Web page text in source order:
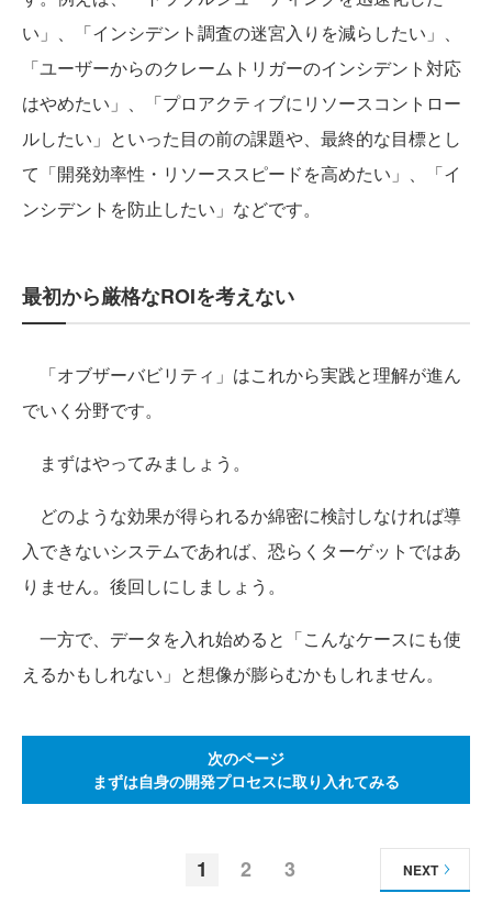
い」、「インシデント調査の迷宮入りを減らしたい」、
「ユーザーからのクレームトリガーのインシデント対応
はやめたい」、「プロアクティブにリソースコントロー
ルしたい」といった目の前の課題や、最終的な目標とし
て「開発効率性・リソーススピードを高めたい」、「イ
ンシデントを防止したい」などです。
最初から厳格なROIを考えない
「オブザーバビリティ」はこれから実践と理解が進ん
でいく分野です。
まずはやってみましょう。
どのような効果が得られるか綿密に検討しなければ導
入できないシステムであれば、恐らくターゲットではあ
りません。後回しにしましょう。
一方で、データを入れ始めると「こんなケースにも使
えるかもしれない」と想像が膨らむかもしれません。
次のページ
まずは自身の開発プロセスに取り入れてみる
1 2 3 NEXT